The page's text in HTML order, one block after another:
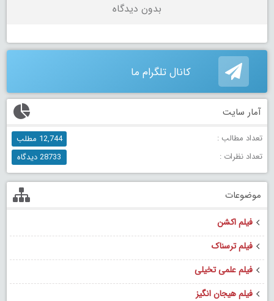
بدون دیدگاه
کانال تلگرام ما
آمار سایت
تعداد مطالب :
12,744 مطلب
تعداد نظرات :
28733 دیدگاه
موضوعات
فیلم اکشن
فیلم ترسناک
فیلم علمی تخیلی
فیلم هیجان انگیز